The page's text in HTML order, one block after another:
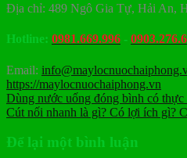
Địa chỉ: 489 Ngô Gia Tự, Hải An,
Hotline: 0981.669.996 -
Email:
https://maylocnuochaiphong.vn
Dùng nước uống đóng bình có thực
Cút nối nhanh là gì? Có lợi ích gì?
Để lại một bình luận